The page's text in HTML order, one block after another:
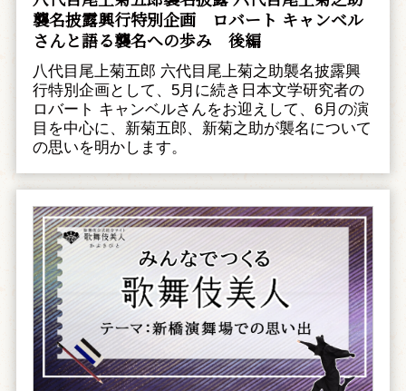
襲名披露興行特別企画 ――ロバート キャンベル
さんと語る襲名への歩み 後編
八代目尾上菊五郎 六代目尾上菊之助襲名披露興
行特別企画として、5月に続き日本文学研究者の
ロバート キャンベルさんをお迎えして、6月の演
目を中心に、新菊五郎、新菊之助が襲名について
の思いを明かします。